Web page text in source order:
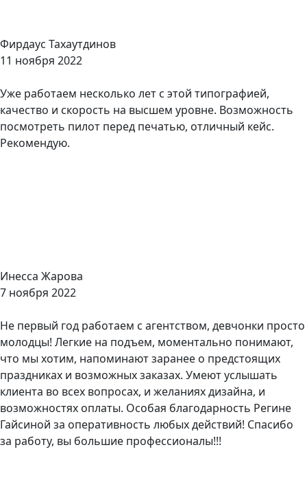
Фирдаус Тахаутдинов
11 ноября 2022
Уже работаем несколько лет с этой типографией,
качество и скорость на высшем уровне. Возможность
посмотреть пилот перед печатью, отличный кейс.
Рекомендую.
Инесса Жарова
7 ноября 2022
Не первый год работаем с агентством, девчонки просто
молодцы! Легкие на подъем, моментально понимают,
что мы хотим, напоминают заранее о предстоящих
праздниках и возможных заказах. Умеют услышать
клиента во всех вопросах, и желаниях дизайна, и
возможностях оплаты. Особая благодарность Регине
Гайсиной за оперативность любых действий! Спасибо
за работу, вы большие профессионалы!!!